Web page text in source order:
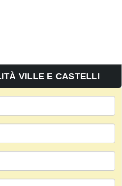
VILLE E CASTELLI